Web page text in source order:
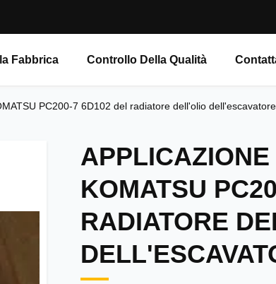
Fabbrica Controllo Della Qualità
PC200-7 6D102 del radiatore dell'olio
KOMATSU
RADIATORE